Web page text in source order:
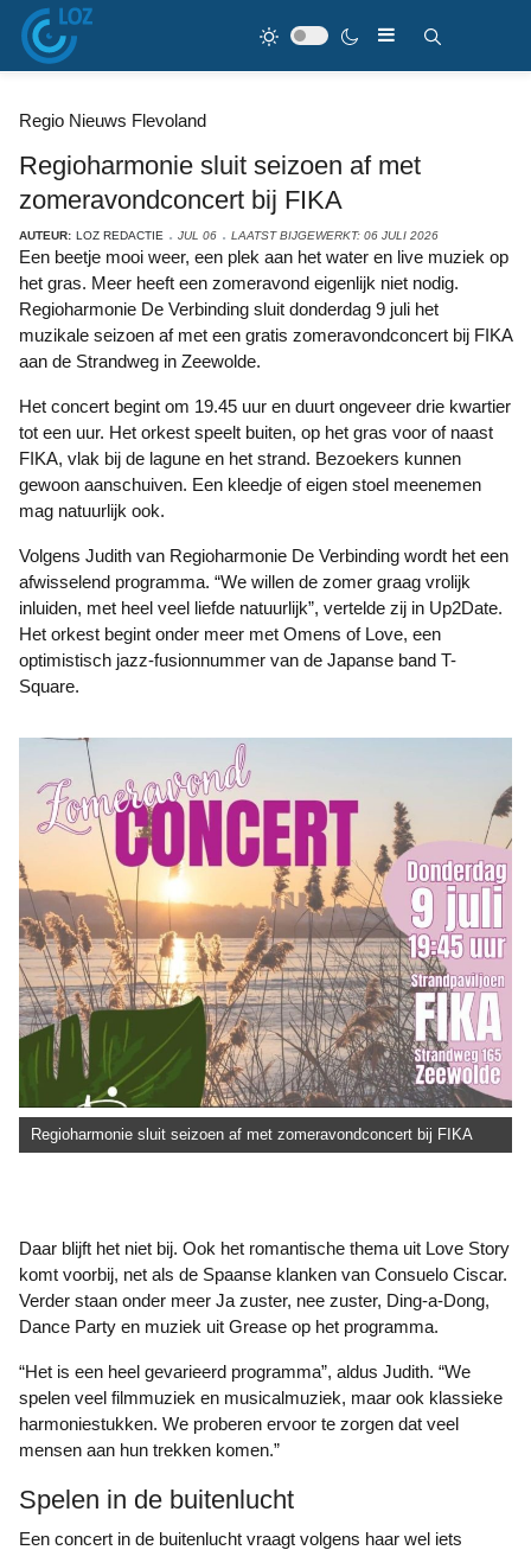
Regio Nieuws Flevoland
Regioharmonie sluit seizoen af met
zomeravondconcert bij FIKA
AUTEUR: LOZ REDACTIE JUL 06 LAATST BIJGEWERKT: 06 JULI 2026
Een beetje mooi weer, een plek aan het water en live muziek op
het gras. Meer heeft een zomeravond eigenlijk niet nodig.
Regioharmonie De Verbinding sluit donderdag 9 juli het
muzikale seizoen af met een gratis zomeravondconcert bij FIKA
aan de Strandweg in Zeewolde.
Het concert begint om 19.45 uur en duurt ongeveer drie kwartier
tot een uur. Het orkest speelt buiten, op het gras voor of naast
FIKA, vlak bij de lagune en het strand. Bezoekers kunnen
gewoon aanschuiven. Een kleedje of eigen stoel meenemen
mag natuurlijk ook.
Volgens Judith van Regioharmonie De Verbinding wordt het een
afwisselend programma. “We willen de zomer graag vrolijk
inluiden, met heel veel liefde natuurlijk”, vertelde zij in Up2Date.
Het orkest begint onder meer met Omens of Love, een
optimistisch jazz-fusionnummer van de Japanse band T-
Square.
Regioharmonie sluit seizoen af met zomeravondconcert bij FIKA
Daar blijft het niet bij. Ook het romantische thema uit Love Story
komt voorbij, net als de Spaanse klanken van Consuelo Ciscar.
Verder staan onder meer Ja zuster, nee zuster, Ding-a-Dong,
Dance Party en muziek uit Grease op het programma.
“Het is een heel gevarieerd programma”, aldus Judith. “We
spelen veel filmmuziek en musicalmuziek, maar ook klassieke
harmoniestukken. We proberen ervoor te zorgen dat veel
mensen aan hun trekken komen.”
Spelen in de buitenlucht
Een concert in de buitenlucht vraagt volgens haar wel iets